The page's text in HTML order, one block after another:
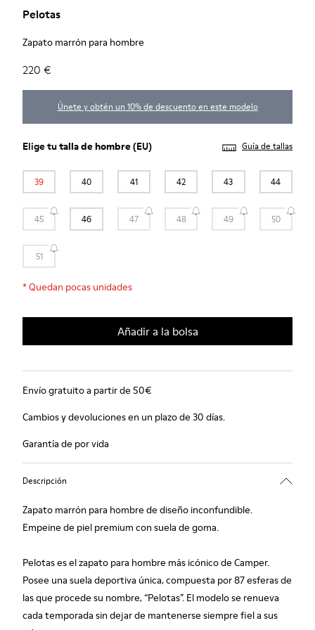
Pelotas
Zapato marrón para hombre
220 €
Únete y obtén un 10% de descuento en este modelo
Elige tutalla de hombre(EU) Guía de tallas
39 40 41 42 43 44
45 46 47 48 49 50
51
*Quedan pocas unidades
Añadir a la bolsa
Envío gratuito a partir de 50€
Cambios y devoluciones en un plazo de 30 días.
Garantía de por vida
Descripción
Zapato marrón para hombre de diseño inconfundible.
Empeine de piel premium con suela de goma.
Pelotas es el zapato para hombre más icónico de Camper.
Posee una suela deportiva única, compuesta por 87 esferas de
las que procede su nombre, “Pelotas”. El modelo se renueva
cada temporada sin dejar de mantenerse siempre fiel a sus